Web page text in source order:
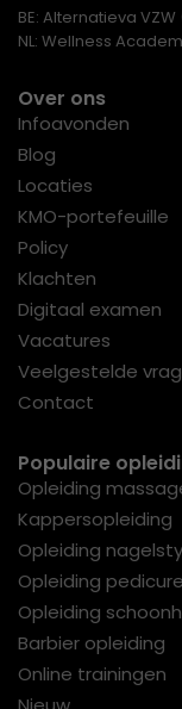
BE: Alternatieva
NL: Wellness
Over ons
Infoavonden
Blog
Locaties
KMO-portefeuille
Policy
Klachten
Digitaal examen
Vacatures
Veelgestelde
Contact
Populaire
Opleiding
Kappersopleiding
Opleiding
Opleiding pedicure
Opleiding
Barbier opleiding
Online trainingen